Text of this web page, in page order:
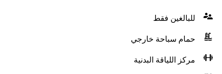
للبالغين فقط
حمام سباحة خارجي
مركز اللياقة البدنية